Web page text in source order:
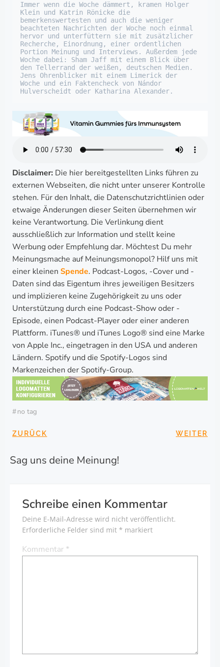
Immer wenn die Woche dämmert, kramen Holger
Klein und Katrin Rönicke die
bemerkenswertesten und auch die weniger
beachteten Nachrichten der Woche noch einmal
hervor und unterfüttern sie mit zusätzlicher
Recherche, Einordnung, einer ordentlichen
Portion Meinung und Interviews. Außerdem jede
Woche dabei: Sham Jaff mit einem Blick über
den Tellerrand der weißen, deutschen Medien.
Jens Ohrenblicker mit einem Limerick der
Woche und ein Faktencheck von Nándor
Hulverscheidt oder Katharina Alexander.
Disclaimer: Die hier bereitgestellten Links führen zu
externen Webseiten, die nicht unter unserer Kontrolle
stehen. Für den Inhalt, die Datenschutzrichtlinien oder
etwaige Änderungen dieser Seiten übernehmen wir
keine Verantwortung. Die Verlinkung dient
ausschließlich zur Information und stellt keine
Werbung oder Empfehlung dar. Möchtest Du mehr
Meinungsmache auf Meinungsmonopol? Hilf uns mit
einer kleinen Spende. Podcast-Logos, -Cover und -
Daten sind das Eigentum ihres jeweiligen Besitzers
und implizieren keine Zugehörigkeit zu uns oder
Unterstützung durch eine Podcast-Show oder -
Episode, einen Podcast-Player oder einer anderen
Plattform. iTunes® und iTunes Logo® sind eine Marke
von Apple Inc., eingetragen in den USA und anderen
Ländern. Spotify und die Spotify-Logos sind
Markenzeichen der Spotify-Group.
#no tag
ZURÜCK WEITER
Sag uns deine Meinung!
Schreibe einen Kommentar
Deine E-Mail-Adresse wird nicht veröffentlicht.
Erforderliche Felder sind mit * markiert
Kommentar *